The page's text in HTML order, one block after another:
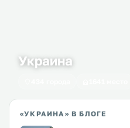
Украина
«УКРАИНА» В БЛОГЕ